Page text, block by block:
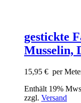
gestickte
Musselin,
15,95 € per
Enthält 19%
zzgl. Versand